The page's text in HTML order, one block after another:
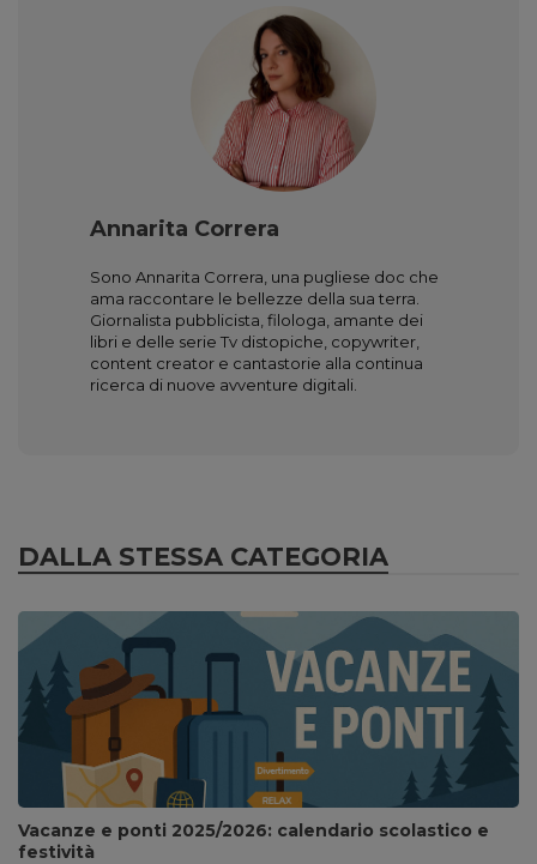
Annarita Correra
Sono Annarita Correra, una pugliese doc che
ama raccontare le bellezze della sua terra.
Giornalista pubblicista, filologa, amante dei
libri e delle serie Tv distopiche, copywriter,
content creator e cantastorie alla continua
ricerca di nuove avventure digitali.
DALLA STESSA CATEGORIA
Vacanze e ponti 2025/2026: calendario scolastico e
festività